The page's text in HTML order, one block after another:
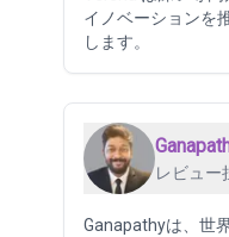
イノベーションを
します。
レビュー
Ganapathyは、世